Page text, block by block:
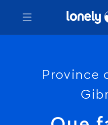
Menu
Votre
Province